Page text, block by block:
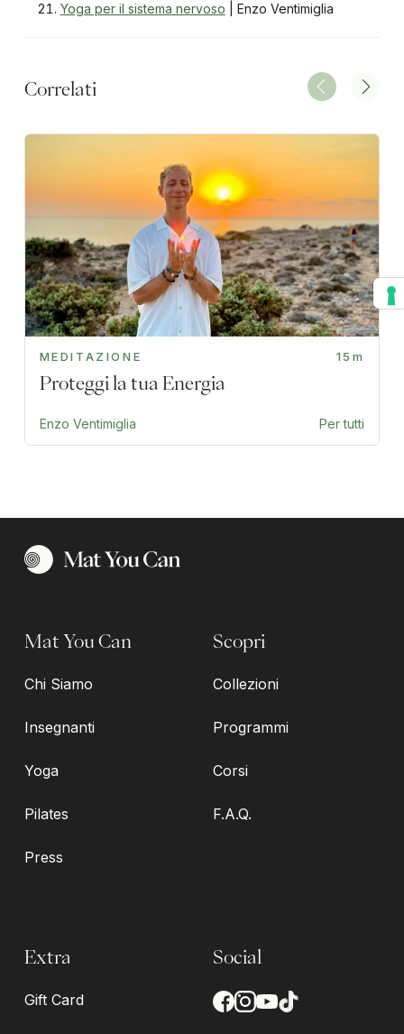
Yoga per il sistema nervoso | Enzo Ventimiglia
Correlati
MEDITAZIONE 15m
Proteggi la tua Energia
Enzo Ventimiglia Per tutti
Mat You Can
Chi Siamo
Insegnanti
Yoga
Pilates
Press
Scopri
Collezioni
Programmi
Corsi
F.A.Q.
Extra
Gift Card
Social